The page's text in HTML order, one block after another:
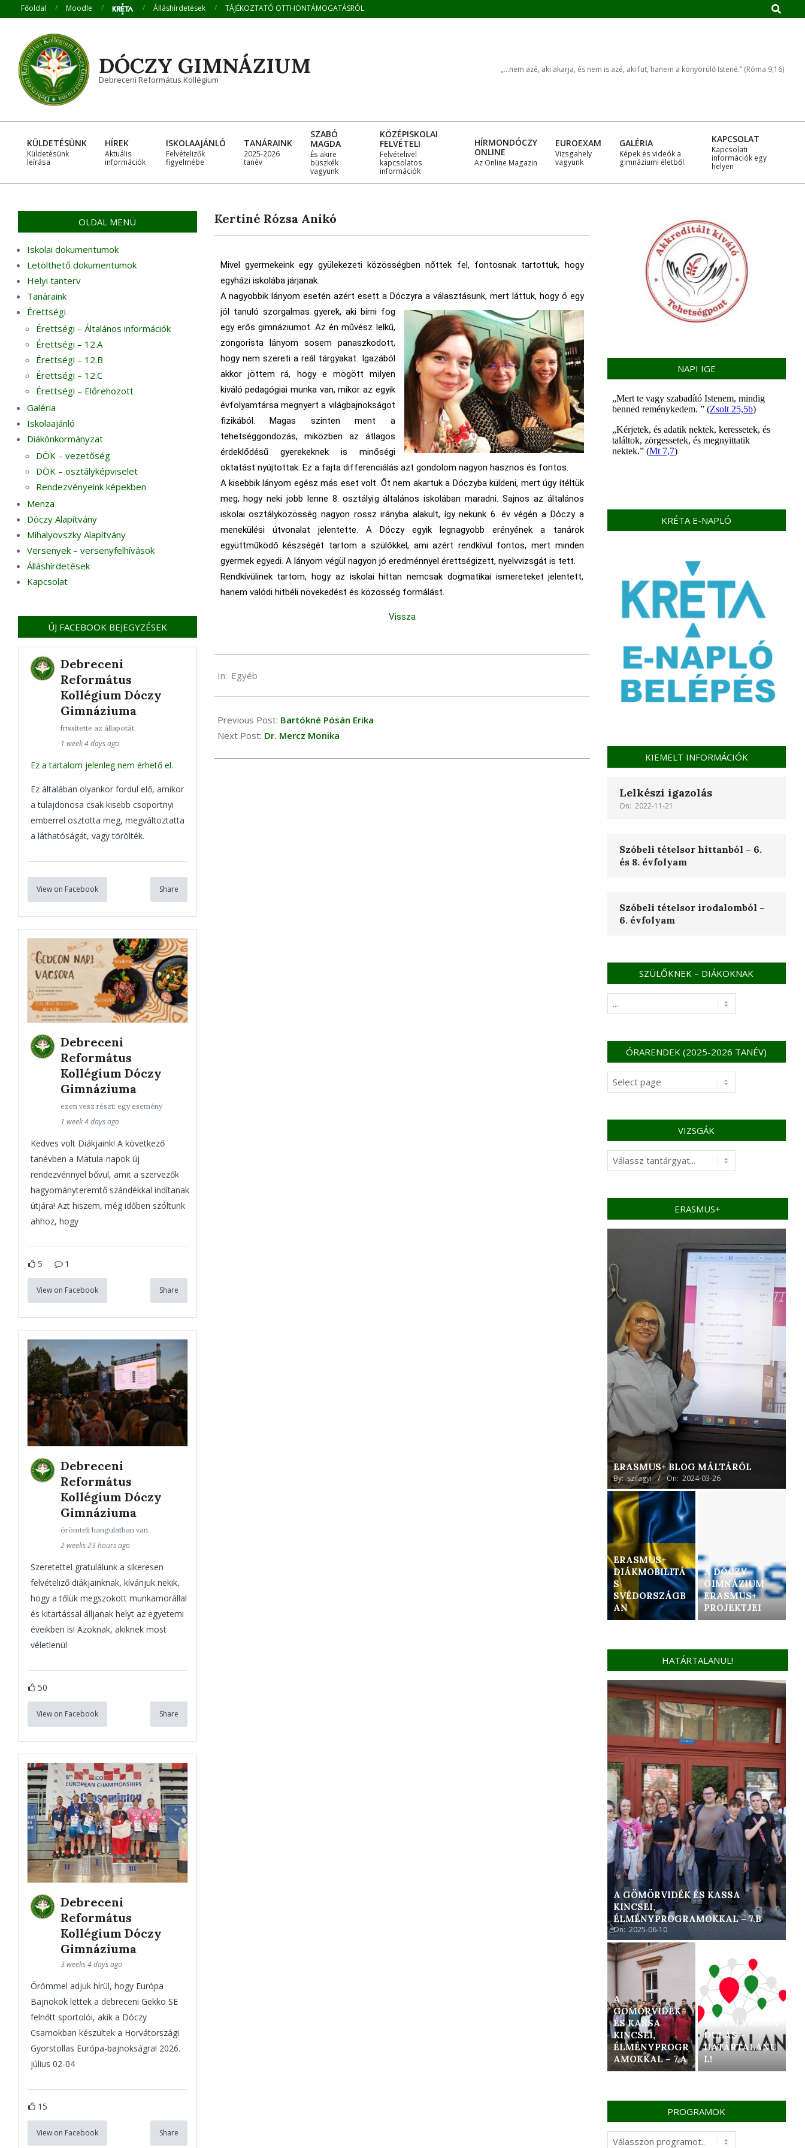
Főoldal Moodle Álláshírdetések TÁJÉKOZTATÓ OTTHONTÁMOGATÁSRÓL
DÓCZY GIMNÁZIUM
Debreceni Református Kollégium
„...nem azé, aki akarja, és nem is azé, aki fut, hanem a könyörülő Istené.” (Róma 9,16)
KÜLDETÉSÜNK
Küldetésünk
leírása
HÍREK
Aktuális
információk
ISKOLAAJÁNLÓ
Felvételizők
figyelmébe
TANÁRAINK
2025-2026
tanév
SZABÓ
MAGDA
És akire
büszkék
vagyunk
KÖZÉPISKOLAI
FELVÉTELI
Felvételivel
kapcsolatos
információk
HÍRMONDÓCZY
ONLINE
Az Online Magazin
EUROEXAM
Vizsgahely
vagyunk
GALÉRIA
Képek és videók a
gimnáziumi életből.
KAPCSOLAT
Kapcsolati
információk egy
helyen
Kertiné Rózsa Anikó
Mivel gyermekeink egy gyülekezeti közösségben nőttek fel, fontosnak tartottuk, hogy
egyházi iskolába járjanak.
A nagyobbik lányom esetén azért esett a Dóczyra a választásunk, mert láttuk, hogy ő egy
jól tanuló szorgalmas gyerek, aki bírni fog
egy erős gimnáziumot. Az én művész lelkű,
zongorista lányom sosem panaszkodott,
hogy nem szereti a reál tárgyakat. Igazából
akkor jöttem rá, hogy e mögött milyen
kiváló pedagógiai munka van, mikor az egyik
évfolyamtársa megnyert a világbajnokságot
fizikából. Magas szinten ment a
tehetséggondozás, miközben az átlagos
érdeklődésű gyerekeknek is minőségi
oktatást nyújtottak. Ez a fajta differenciálás azt gondolom nagyon hasznos és fontos.
A kisebbik lányom egész más eset volt. Őt nem akartuk a Dóczyba küldeni, mert úgy ítéltük
meg, hogy neki jobb lenne 8. osztályig általános iskolában maradni. Sajnos az általános
iskolai osztályközösség nagyon rossz irányba alakult, így nekünk 6. év végén a Dóczy a
menekülési útvonalat jelentette. A Dóczy egyik legnagyobb erényének a tanárok
együttműködő készségét tartom a szülőkkel, ami azért rendkívül fontos, mert minden
gyermek egyedi. A lányom végül nagyon jó eredménnyel érettségizett, nyelvvizsgát is tett.
Rendkívülinek tartom, hogy az iskolai hittan nemcsak dogmatikai ismereteket jelentett,
hanem valódi hitbéli növekedést és közösség formálást.
Vissza
In: Egyéb
Previous Post: Bartókné Pósán Erika
Next Post: Dr. Mercz Monika
OLDAL MENÜ
Iskolai dokumentumok
Letölthető dokumentumok
Helyi tanterv
Tanáraink
Érettségi
Érettségi – Általános információk
Érettségi – 12.A
Érettségi – 12.B
Érettségi – 12.C
Érettségi – Előrehozott
Galéria
Iskolaajánló
Diákönkormányzat
DÖK – vezetőség
DÖK – osztályképviselet
Rendezvényeink képekben
Menza
Dóczy Alapítvány
Mihalyovszky Alapítvány
Versenyek – versenyfelhívások
Álláshírdetések
Kapcsolat
ÚJ FACEBOOK BEJEGYZÉSEK
Debreceni
Református
Kollégium Dóczy
Gimnáziuma
frissítette az állapotát.
1 week 4 days ago
Ez a tartalom jelenleg nem érhető el.
Ez általában olyankor fordul elő, amikor
a tulajdonosa csak kisebb csoportnyi
emberrel osztotta meg, megváltoztatta
a láthatóságát, vagy törölték.
View on Facebook Share
Debreceni
Református
Kollégium Dóczy
Gimnáziuma
ezen vesz részt: egy esemény
1 week 4 days ago
Kedves volt Diákjaink! A következő
tanévben a Matula-napok új
rendezvénnyel bővül, amit a szervezők
hagyományteremtő szándékkal indítanak
útjára! Azt hiszem, még időben szóltunk
ahhoz, hogy
5 1
View on Facebook Share
Debreceni
Református
Kollégium Dóczy
Gimnáziuma
örömteli hangulatban van.
2 weeks 23 hours ago
Szeretettel gratulálunk a sikeresen
felvételiző diákjainknak, kívánjuk nekik,
hogy a tőlük megszokott munkamorállal
és kitartással álljanak helyt az egyetemi
éveikben is! Azoknak, akiknek most
véletlenül
50
View on Facebook Share
Debreceni
Református
Kollégium Dóczy
Gimnáziuma
3 weeks 4 days ago
Örömmel adjuk hírül, hogy Európa
Bajnokok lettek a debreceni Gekko SE
felnőtt sportolói, akik a Dóczy
Csarnokban készültek a Horvátországi
Gyorstollas Európa-bajnokságra! 2026.
július 02-04
15
View on Facebook Share
NAPI IGE
KRÉTA E-NAPLÓ
KIEMELT INFORMÁCIÓK
Lelkészi igazolás
On: 2022-11-21
Szóbeli tételsor hittanból – 6.
és 8. évfolyam
Szóbeli tételsor irodalomból –
6. évfolyam
SZÜLŐKNEK – DIÁKOKNAK
ÓRARENDEK (2025-2026 TANÉV)
VIZSGÁK
ERASMUS+
ERASMUS+ BLOG MÁLTÁRÓL
By: szilagyi On: 2024-03-26
ERASMUS+
DIÁKMOBILITÁ
S
SVÉDORSZÁGB
AN
A DÓCZY
GIMNÁZIUM
ERASMUS+
PROJEKTJEI
HATÁRTALANUL!
A GÖMÖRVIDÉK ÉS KASSA
KINCSEI,
ÉLMÉNYPROGRAMOKKAL – 7.B
On: 2025-06-10
A
GÖMÖRVIDÉK
ÉS KASSA
KINCSEI,
ÉLMÉNYPROGR
AMOKKAL – 7.A
OSZTÁLYKIRÁN
DULÁS –
HATÁRTALANU
L!
PROGRAMOK